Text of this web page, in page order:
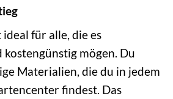
für alle, die es
mögen. Du
Materialien, die du in jedem
findest. Das